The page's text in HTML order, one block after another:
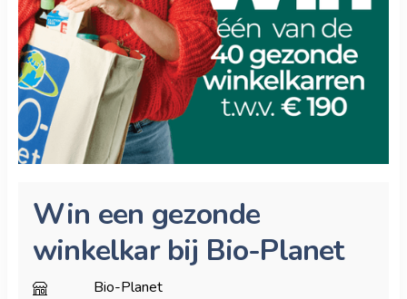
Win een gezonde
winkelkar bij Bio-Planet
Bio-Planet